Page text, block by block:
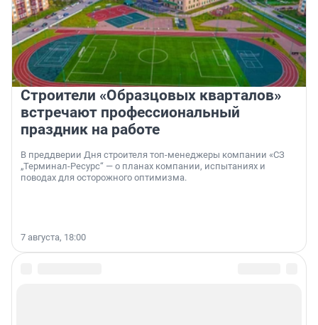
Строители «Образцовых кварталов»
встречают профессиональный
праздник на работе
В преддверии Дня строителя топ-менеджеры компании «СЗ
„Терминал-Ресурс“ — о планах компании, испытаниях и
поводах для осторожного оптимизма.
7 августа, 18:00